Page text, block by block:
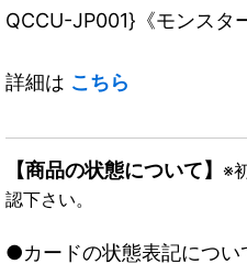
QCCU-JP001}《モンスタ
詳細は こちら
【商品の状態について】 ※
認下さい。
●カードの状態表記につい